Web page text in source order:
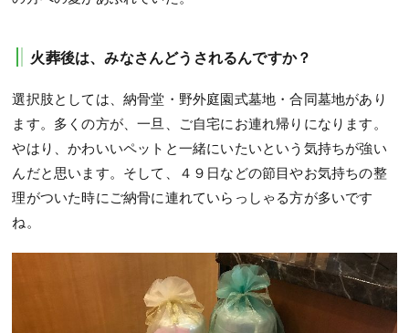
火葬後は、みなさんどうされるんですか？
選択肢としては、納骨堂・野外庭園式墓地・合同墓地があり
ます。多くの方が、一旦、ご自宅にお連れ帰りになります。
やはり、かわいいペットと一緒にいたいという気持ちが強い
んだと思います。そして、４９日などの節目やお気持ちの整
理がついた時にご納骨に連れていらっしゃる方が多いです
ね。